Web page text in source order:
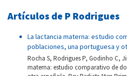
Artículos de P Rodrigues
La lactancia materna: estudio
poblaciones, una portuguesa y
Rocha S, Rodrigues P, Godinho C,
materna: estudio comparativo de